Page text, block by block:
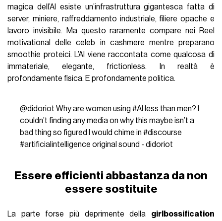
magica dell’AI esiste un’infrastruttura gigantesca fatta di
server, miniere, raffreddamento industriale, filiere opache e
lavoro invisibile. Ma questo raramente compare nei Reel
motivational delle celeb in cashmere mentre preparano
smoothie proteici. L’AI viene raccontata come qualcosa di
immateriale, elegante, frictionless. In realtà è
profondamente fisica. E profondamente politica.
@didoriot Why are women using #AI less than men? I
couldn’t finding any media on why this maybe isn’t a
bad thing so figured I would chime in #discourse
#artificialintelligence original sound - didoriot
Essere efficienti abbastanza da non
essere sostituite
La parte forse più deprimente della girlbossification